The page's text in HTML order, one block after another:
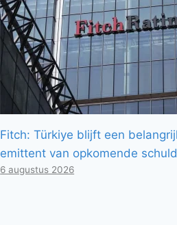
Fitch: Türkiye blijft een
emittent van opkomende
6 augustus 2026